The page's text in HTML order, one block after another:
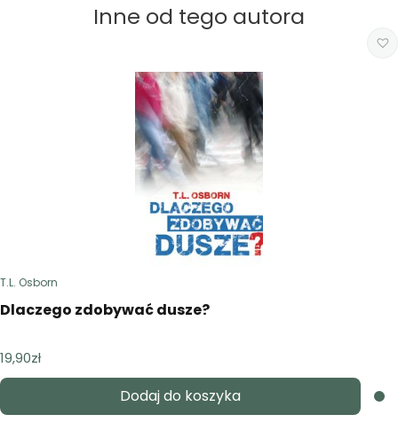
Inne od tego autora
T.L. Osborn
Dlaczego zdobywać dusze?
19,90zł
Dodaj do koszyka